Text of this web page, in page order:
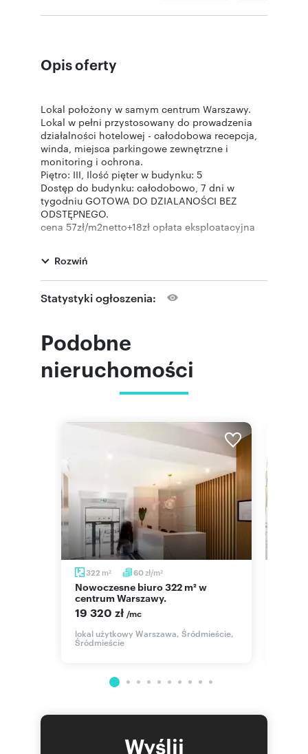
Opis oferty
Lokal położony w samym centrum Warszawy.
Lokal w pełni przystosowany do prowadzenia
działalności hotelowej - całodobowa recepcja,
winda, miejsca parkingowe zewnętrzne i
monitoring i ochrona.
Piętro: III, Ilość pięter w budynku: 5
Dostęp do budynku: całodobowo, 7 dni w
tygodniu GOTOWA DO DZIALANOŚCI BEZ
ODSTĘPNEGO.
cena 57zł/m2netto+18zł opłata eksploatacyjna
Ścisłe centrum z doskonałą komunikacją.
Dostępność: od zaraz
Powyższa informacja nie stanowi oferty w
rozumieniu Kodeksu cywilnego i innych
Oferta wysłana z programu dla biur
Numer oferty: 171/3302/OLW
Rozwiń
Statystyki ogłoszenia:
Podobne
nieruchomości
322 m2 60zł/m2
Nowoczesne biuro 322 m² w
centrum Warszawy.
19 320 zł /mc
lokal użytkowy Warszawa, Śródmieście,
Śródmieście
Wyślij